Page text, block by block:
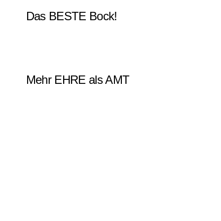
Das BESTE Bock!
Mehr EHRE als AMT